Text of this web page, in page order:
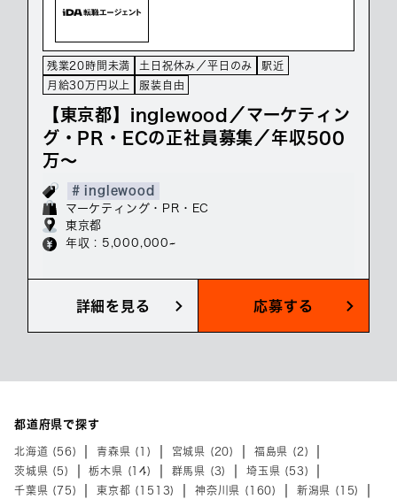
残業20時間未満 土日祝休み／平日のみ
駅近
月給30万円以上
服装自由
【東京都】inglewood／マーケティン
グ・PR・ECの正社員募集／年収500
万～
# inglewood
マーケティング・PR・EC
東京都
年収 : 5,000,000~
詳細を見る 応募する
都道府県で探す
北海道 (56) 青森県 (1) 宮城県 (20)
福島県 (2)
茨城県 (5)
栃木県 (14) 群馬県 (3)
埼玉県 (53)
千葉県 (75)
東京都 (1513) 神奈川県 (160)
新潟県 (15)